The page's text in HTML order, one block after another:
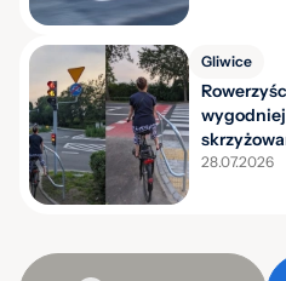
Gliwice
wygodniej
podnóżki
28.07.2026